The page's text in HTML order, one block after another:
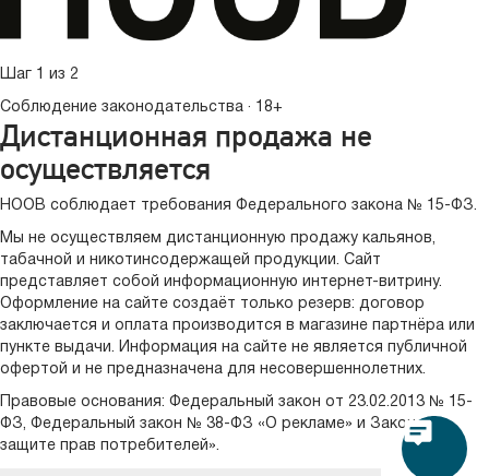
Шаг 1 из 2
Соблюдение законодательства · 18+
Дистанционная продажа не
осуществляется
HOOB соблюдает требования Федерального закона № 15-ФЗ.
Мы не осуществляем дистанционную продажу кальянов,
табачной и никотинсодержащей продукции. Сайт
представляет собой информационную интернет-витрину.
Оформление на сайте создаёт только резерв: договор
заключается и оплата производится в магазине партнёра или
пункте выдачи. Информация на сайте не является публичной
офертой и не предназначена для несовершеннолетних.
Правовые основания: Федеральный закон от 23.02.2013 № 15-
ФЗ, Федеральный закон № 38-ФЗ «О рекламе» и Закон «О
защите прав потребителей».